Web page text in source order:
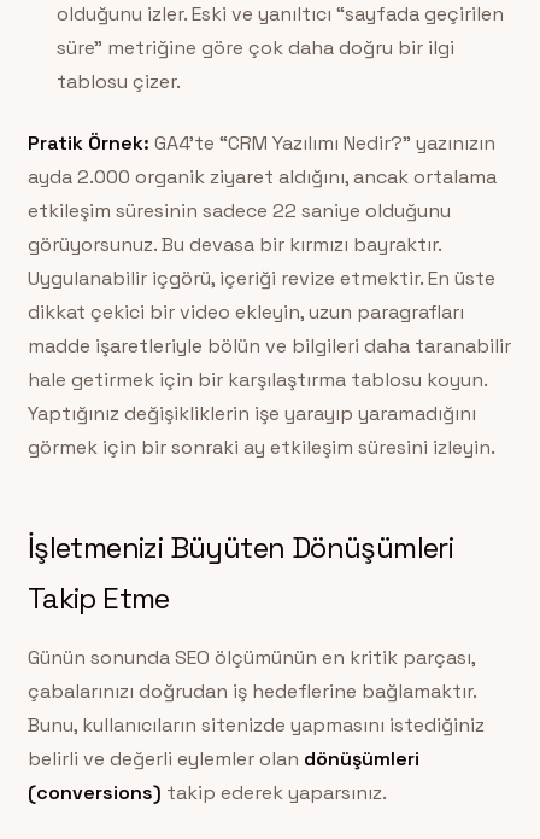
olduğunu izler. Eski ve yanıltıcı “sayfada geçirilen
süre” metriğine göre çok daha doğru bir ilgi
tablosu çizer.
Pratik Örnek: GA4’te “CRM Yazılımı Nedir?” yazınızın
ayda 2.000 organik ziyaret aldığını, ancak ortalama
etkileşim süresinin sadece 22 saniye olduğunu
görüyorsunuz. Bu devasa bir kırmızı bayraktır.
Uygulanabilir içgörü, içeriği revize etmektir. En üste
dikkat çekici bir video ekleyin, uzun paragrafları
madde işaretleriyle bölün ve bilgileri daha taranabilir
hale getirmek için bir karşılaştırma tablosu koyun.
Yaptığınız değişikliklerin işe yarayıp yaramadığını
görmek için bir sonraki ay etkileşim süresini izleyin.
İşletmenizi Büyüten Dönüşümleri
Takip Etme
Günün sonunda SEO ölçümünün en kritik parçası,
çabalarınızı doğrudan iş hedeflerine bağlamaktır.
Bunu, kullanıcıların sitenizde yapmasını istediğiniz
belirli ve değerli eylemler olan dönüşümleri
(conversions) takip ederek yaparsınız.